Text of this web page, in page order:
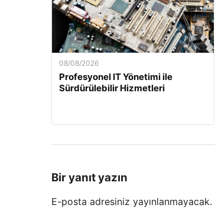
08/08/2026
Profesyonel IT Yönetimi ile
Sürdürülebilir Hizmetleri
Bir yanıt yazın
E-posta adresiniz yayınlanmayacak.